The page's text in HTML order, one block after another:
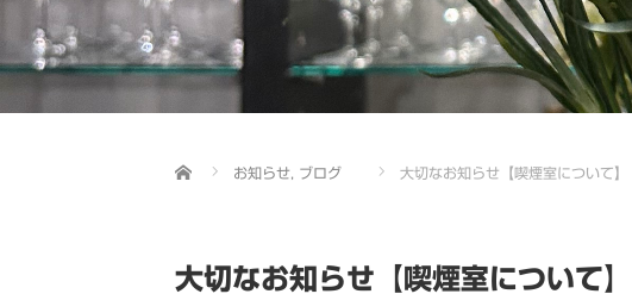
Home お知らせ ブログ 大切なお知らせ【喫煙室について】
大切なお知らせ【喫煙室について】